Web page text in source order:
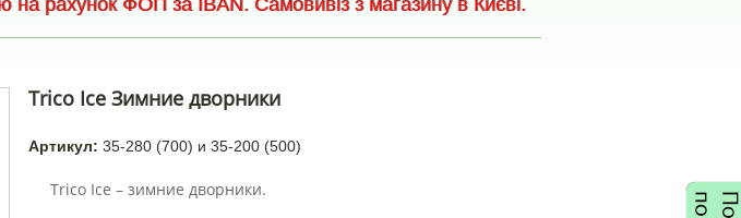
рахунок ФОП за IBAN. Самовивіз з магазину в Києві.
Trico Ice Зимние дворники
Артикул:35-280 (700) и 35-200 (500)
Trico Ice – зимние дворники.